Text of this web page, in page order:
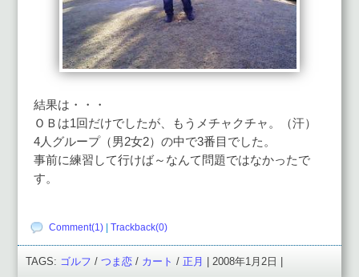
結果は・・・
ＯＢは1回だけでしたが、もうメチャクチャ。（汗）
4人グループ（男2女2）の中で3番目でした。
事前に練習して行けば～なんて問題ではなかったで
す。
Comment(1) Trackback(0)
TAGS: ゴルフ / つま恋 / カート / 正月 | 2008年1月2日 |